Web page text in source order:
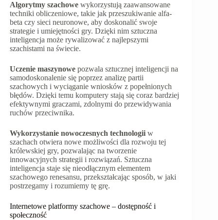
Algorytmy szachowe wykorzystują zaawansowane
techniki obliczeniowe, takie jak przeszukiwanie alfa-
beta czy sieci neuronowe, aby doskonalić swoje
strategie i umiejętności gry. Dzięki nim sztuczna
inteligencja może rywalizować z najlepszymi
szachistami na świecie.
Uczenie maszynowe pozwala sztucznej inteligencji na
samodoskonalenie się poprzez analizę partii
szachowych i wyciąganie wniosków z popełnionych
błędów. Dzięki temu komputery stają się coraz bardziej
efektywnymi graczami, zdolnymi do przewidywania
ruchów przeciwnika.
Wykorzystanie nowoczesnych technologii w
szachach otwiera nowe możliwości dla rozwoju tej
królewskiej gry, pozwalając na tworzenie
innowacyjnych strategii i rozwiązań. Sztuczna
inteligencja staje się nieodłącznym elementem
szachowego renesansu, przekształcając sposób, w jaki
postrzegamy i rozumiemy tę grę.
Internetowe platformy szachowe – dostępność i
społeczność